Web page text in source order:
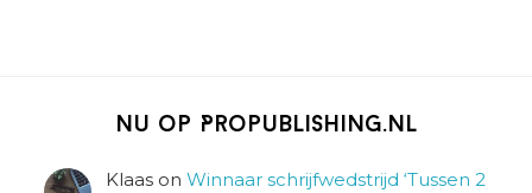
Nu op Propublishing.nl
Klaas on Winnaar schrijfwedstrijd ‘Tussen 2